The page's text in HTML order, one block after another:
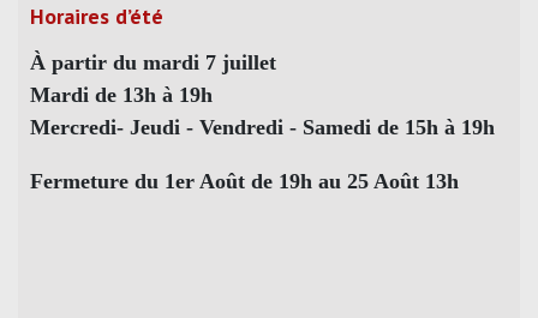
Horaires d’été
À partir du mardi 7 juillet
Mardi de 13h à 19h
Mercredi- Jeudi - Vendredi - Samedi de 15h à 19h
Fermeture du 1er Août de 19h au 25 Août 13h